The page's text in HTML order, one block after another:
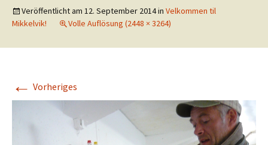
Veröffentlicht am 12. September 2014in Velkommen til
Mikkelvik!
Volle Auflösung (2448 × 3264)
← Vorheriges